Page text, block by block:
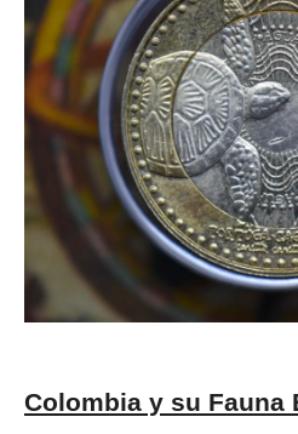
Colombia y su Fauna